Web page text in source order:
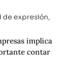
de expresión,
implica
contar